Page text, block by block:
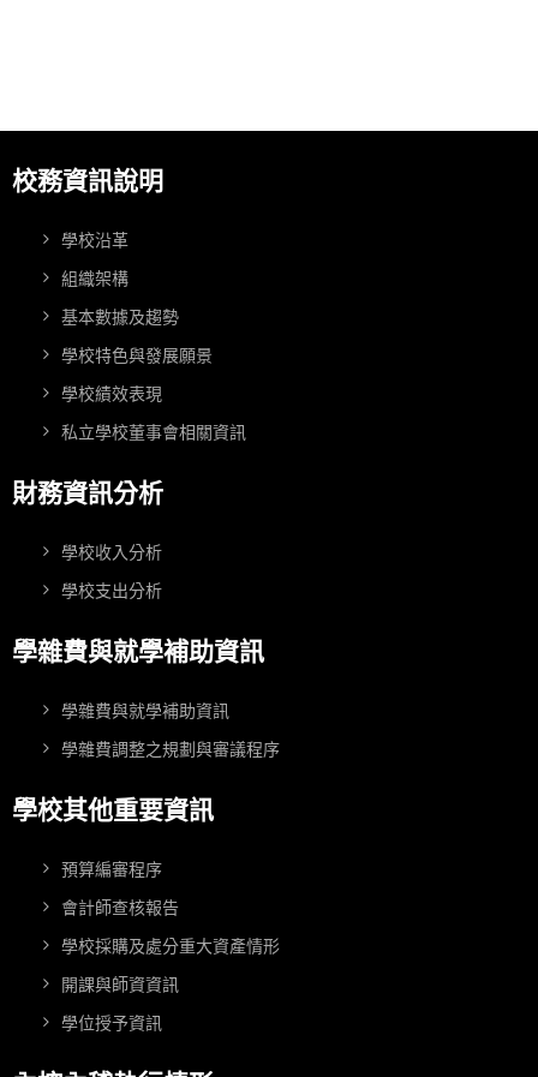
校務資訊說明
學校沿革
組織架構
基本數據及趨勢
學校特色與發展願景
學校績效表現
私立學校董事會相關資訊
財務資訊分析
學校收入分析
學校支出分析
學雜費與就學補助資訊
學雜費與就學補助資訊
學雜費調整之規劃與審議程序
學校其他重要資訊
預算編審程序
會計師查核報告
學校採購及處分重大資產情形
開課與師資資訊
學位授予資訊